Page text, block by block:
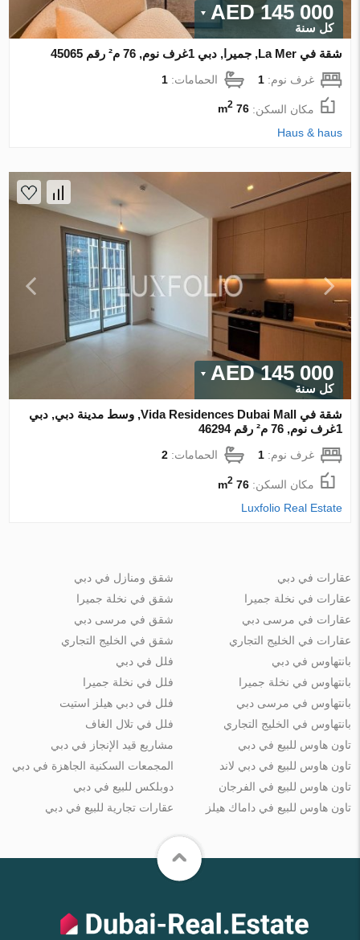
145 000 AED
كل سنة
شقة في La Mer, جميرا, دبي 1غرف نوم, 76 م² رقم 45065
غرف نوم:1 الحمامات:1
مكان السكن:76 m
2
Haus & haus
145 000 AED
كل سنة
شقة في Vida Residences Dubai Mall, وسط مدينة دبي, دبي
1غرف نوم, 76 م² رقم 46294
غرف نوم:1 الحمامات:2
مكان السكن:76 m
2
Luxfolio Real Estate
عقارات في دبي
عقارات في نخلة جميرا
عقارات في مرسى دبي
عقارات في الخليج التجاري
شقق ومنازل في دبي
شقق في نخلة جميرا
شقق في مرسى دبي
شقق في الخليج التجاري
بانتهاوس في دبي
بانتهاوس في نخلة جميرا
بانتهاوس في مرسى دبي
بانتهاوس في الخليج التجاري
فلل في دبي
فلل في نخلة جميرا
فلل في دبي هيلز استيت
فلل في تلال الغاف
تاون هاوس للبيع في دبي
تاون هاوس للبيع في دبي لاند
تاون هاوس للبيع في الفرجان
تاون هاوس للبيع في داماك هيلز
مشاريع قيد الإنجاز في دبي
المجمعات السكنية الجاهزة في دبي
دوبلكس للبيع في دبي
عقارات تجارية للبيع في دبي